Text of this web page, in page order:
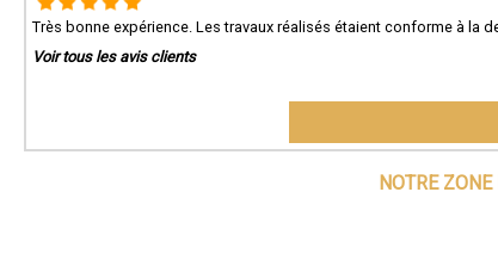
Très bonne expérience. Les travaux réalisés étaient conforme à la
Voir tous les avis clients
NOTRE